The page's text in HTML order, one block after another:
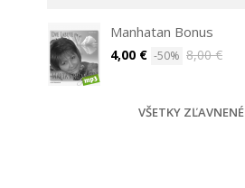
Manhatan Bonus
4,00 € -50% 8,00 €
VŠETKY ZĽAVNENÉ